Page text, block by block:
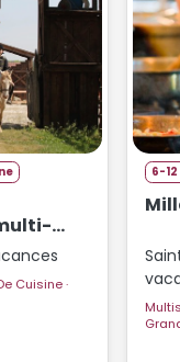
6-
Multisports · Cours